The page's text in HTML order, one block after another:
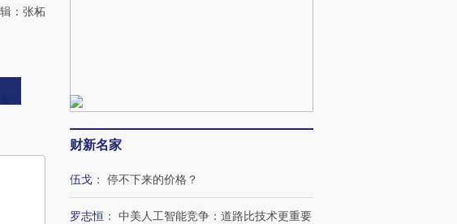
：张柘
财新名家
伍戈 ： 停不下来的价格？
罗志恒 ： 中美人工智能竞争：道路比技术更重要